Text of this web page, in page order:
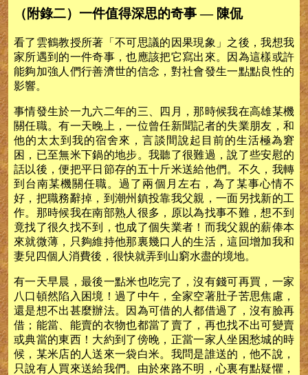
（附錄二）一件值得深思的奇事 — 陳侃
看了雲鶴教授所著「不可思議的因果現象」之後，我想我
家所遇到的一件奇事，也應該把它寫出來。因為這樣或許
能夠加強人們行善濟世的信念，對社會發生一點點良性的
影響。
事情發生於一九六二年的三、四月，那時候我在高雄某機
關任職。有一天晚上，一位曾任新聞記者的失業朋友，和
他的太太到我的宿舍來，言談間說起目前的生活極為窘
困，已至無米下鍋的地步。我聽了很難過，說了些安慰的
話以後，便把平日節存的五十斤米送給他們。不久，我轉
到台南某機關任職。過了兩個月左右，為了某事心情不
好，把職務辭掉，到潮州鎮投靠我父親，一面另找新的工
作。那時候我在南部熟人很多，原以為找事不難，想不到
竟找了很久找不到，也成了個失業者！而我父親的薪俸本
來就微薄，只夠維持他那裏幾口人的生活，這回增加我和
妻兒四個人消費後，很快就弄到山窮水盡的境地。
有一天早晨，最後一點米也吃完了，沒有錢可再買，一家
八口頓然陷入困境！過了中午，全家空著肚子苦思焦慮，
還是想不出甚麼辦法。因為可借的人都借過了，沒有臉再
借；能當、能賣的衣物也都當了賣了，再也找不出可變賣
或典當的東西！大約到了傍晚，正當一家人坐困愁城的時
候，某米店的人送來一袋白米。我問是誰送的，他不說，
只說有人買來送給我們。由於來路不明，心裏有點疑懼，